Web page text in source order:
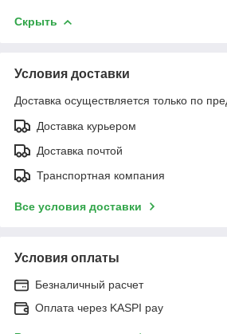
Скрыть
Условия доставки
Доставка осуществляется только по
Доставка курьером
Доставка почтой
Транспортная компания
Все условия доставки
Условия оплаты
Безналичный расчет
Оплата через KASPI pay